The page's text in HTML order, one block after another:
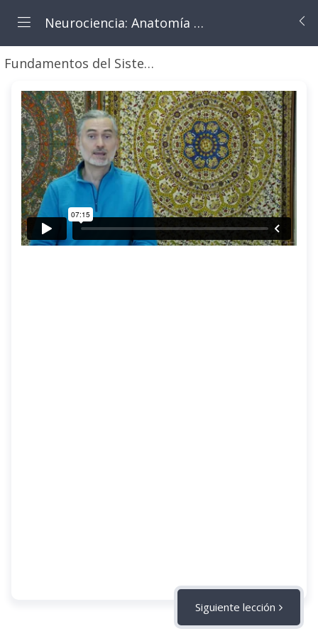
Neurociencia: Anatomía y Fisiología.
Fundamentos del Sistema Nervioso.
Siguiente lección